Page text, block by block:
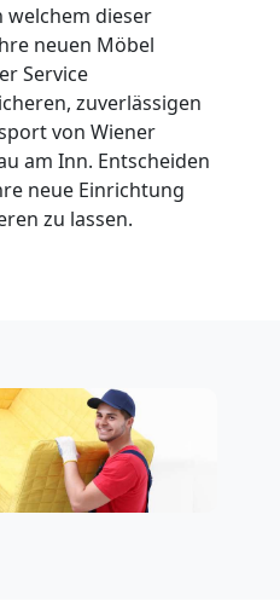
welchem dieser
neuen Möbel
Service
zuverlässigen
von Wiener
am Inn. Entscheiden
neue Einrichtung
zu lassen.